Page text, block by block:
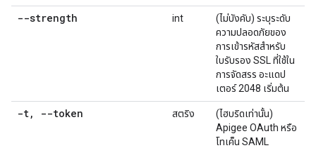
--strength int
(ไม่บังคับ) ระบุระดับ
ความปลอดภัยของ
การเข้ารหัสสำหรับ
ใบรับรอง SSL ที่ใช้ใน
การจัดสรร อะแดป
เตอร์ 2048 เริ่มต้น
-t, --token สตริง
(ไฮบริดเท่านั้น)
Apigee OAuth หรือ
โทเค็น SAML